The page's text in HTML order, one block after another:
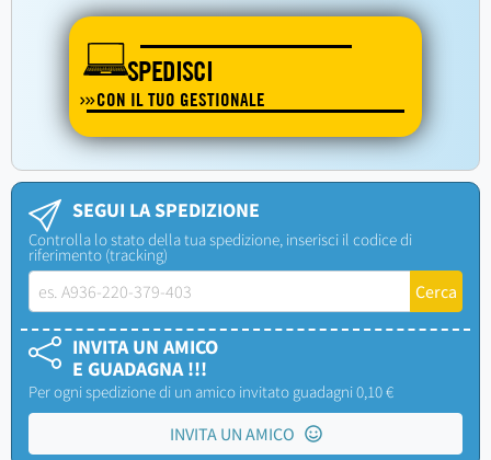
SPEDISCI
CON IL TUO GESTIONALE
SEGUI LA SPEDIZIONE
Controlla lo stato della tua spedizione, inserisci il codice di
riferimento (tracking)
INVITA UN AMICO
E GUADAGNA !!!
Per ogni spedizione di un amico invitato guadagni 0,10 €
INVITA UN AMICO